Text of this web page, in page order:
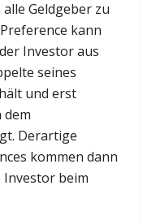
Geldgeber zu
kann
Investor aus
seines
und erst
dem
Derartige
kommen dann
Investor beim